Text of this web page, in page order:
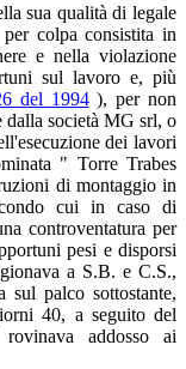
sua qualità di legale
colpa consistita in
e nella violazione
sul lavoro e, più
del 1994), per non
dalla società MG srl, o
dei lavori
" Torre Trabes
di montaggio in
cui in caso di
controventatura per
pesi e disporsi
a S.B. e C.S.,
sul palco sottostante,
40, a seguito del
addosso ai